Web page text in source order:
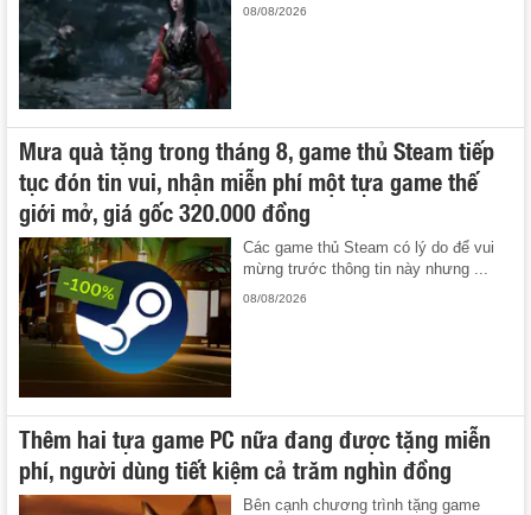
08/08/2026
Mưa quà tặng trong tháng 8, game thủ Steam tiếp
tục đón tin vui, nhận miễn phí một tựa game thế
giới mở, giá gốc 320.000 đồng
Các game thủ Steam có lý do để vui
mừng trước thông tin này nhưng ...
08/08/2026
Thêm hai tựa game PC nữa đang được tặng miễn
phí, người dùng tiết kiệm cả trăm nghìn đồng
Bên cạnh chương trình tặng game